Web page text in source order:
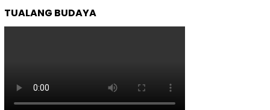
TUALANG BUDAYA